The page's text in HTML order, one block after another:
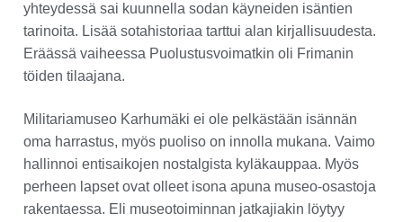
yhteydessä sai kuunnella sodan käyneiden isäntien
tarinoita. Lisää sotahistoriaa tarttui alan kirjallisuudesta.
Eräässä vaiheessa Puolustusvoimatkin oli Frimanin
töiden tilaajana.
Militariamuseo Karhumäki ei ole pelkästään isännän
oma harrastus, myös puoliso on innolla mukana. Vaimo
hallinnoi entisaikojen nostalgista kyläkauppaa. Myös
perheen lapset ovat olleet isona apuna museo-osastoja
rakentaessa. Eli museotoiminnan jatkajiakin löytyy